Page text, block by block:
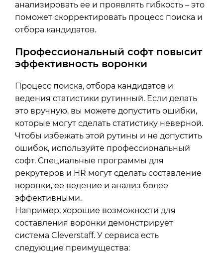
анализировать ее и проявлять гибкость – это
поможет скорректировать процесс поиска и
отбора кандидатов.
Профессиональный софт повысит
эффективность воронки
Процесс поиска, отбора кандидатов и
ведения статистики рутинный. Если делать
это вручную, вы можете допустить ошибки,
которые могут сделать статистику неверной.
Чтобы избежать этой рутины и не допустить
ошибок, используйте профессиональный
софт. Специальные программы для
рекрутеров и HR могут сделать составление
воронки, ее ведение и анализ более
эффективными.
Например, хорошие возможности для
составления воронки демонстрирует
система Cleverstaff. У сервиса есть
следующие преимущества: